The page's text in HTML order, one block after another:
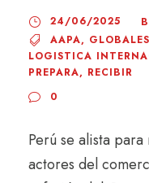
24/06/2025
AAPA, GLOBALES
LOGISTICA
PREPARA, RECIBIR
0
Perú se alista
actores del